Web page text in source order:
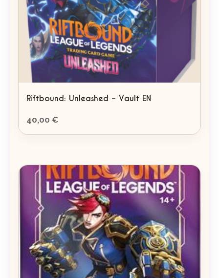
Riftbound: Unleashed – Vault EN
40,00 €